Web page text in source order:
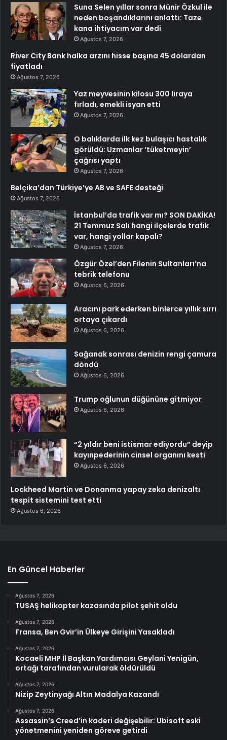
Suna Selen yıllar sonra Münir Özkul ile
neden boşandıklarını anlattı: Taze
kana ihtiyacım var dedi
Ağustos 7, 2026
River City Bank halka arzını hisse başına 45 dolardan
fiyatladı
Ağustos 7, 2026
Yaz meyvesinin kilosu 300 liraya
fırladı, emekli isyan etti
Ağustos 7, 2026
O balıklarda ilk kez bulaşıcı hastalık
görüldü: Uzmanlar ‘tüketmeyin’
çağrısı yaptı
Ağustos 7, 2026
Belçika’dan Türkiye’ye AB ve SAFE desteği
Ağustos 7, 2026
İstanbul’da trafik var mı? SON DAKİKA!
21 Temmuz Salı hangi ilçelerde trafik
var, hangi yollar kapalı?
Ağustos 7, 2026
Özgür Özel’den Filenin Sultanları’na
tebrik telefonu
Ağustos 6, 2026
Aracını park ederken binlerce yıllık sırrı
ortaya çıkardı
Ağustos 6, 2026
Sağanak sonrası denizin rengi çamura
döndü
Ağustos 6, 2026
Trump oğlunun düğününe gitmiyor
Ağustos 6, 2026
“2 yıldır beni istismar ediyordu” deyip
kayınpederinin cinsel organını kesti
Ağustos 6, 2026
Lockheed Martin ve Donanma yapay zeka denizaltı
tespit sistemini test etti
Ağustos 6, 2026
En Güncel Haberler
Ağustos 7, 2026
TUSAŞ helikopter kazasında pilot şehit oldu
Ağustos 7, 2026
Fransa, Ben Gvir’in Ülkeye Girişini Yasakladı
Ağustos 7, 2026
Kocaeli MHP İl Başkan Yardımcısı Geylani Yenigün,
ortağı tarafından vurularak öldürüldü
Ağustos 7, 2026
Nizip Zeytinyağı Altın Madalya Kazandı
Ağustos 7, 2026
Assassin’s Creed’in kaderi değişebilir: Ubisoft eski
yönetmenini yeniden göreve getirdi